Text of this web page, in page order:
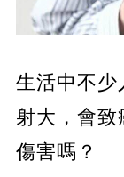
生活中不少
射大，會
傷害嗎？